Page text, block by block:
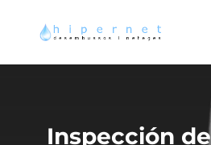
Inspección